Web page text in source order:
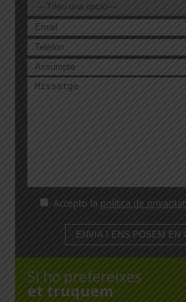
Accepto la política de privacitat
Si ho prefereixes
et truquem